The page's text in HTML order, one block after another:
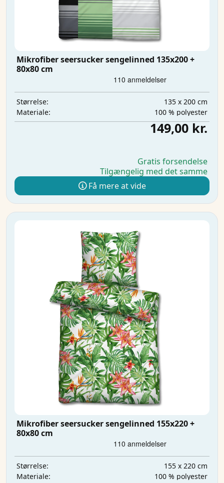
Mikrofiber seersucker sengelinned 135x200 +
80x80 cm
Størrelse:
135 x 200 cm
Materiale:
100 % polyester
149,00 kr.
Gratis forsendelse
Tilgængelig med det samme
Få mere at vide
Mikrofiber seersucker sengelinned 155x220 +
80x80 cm
Størrelse:
155 x 220 cm
Materiale:
100 % polyester